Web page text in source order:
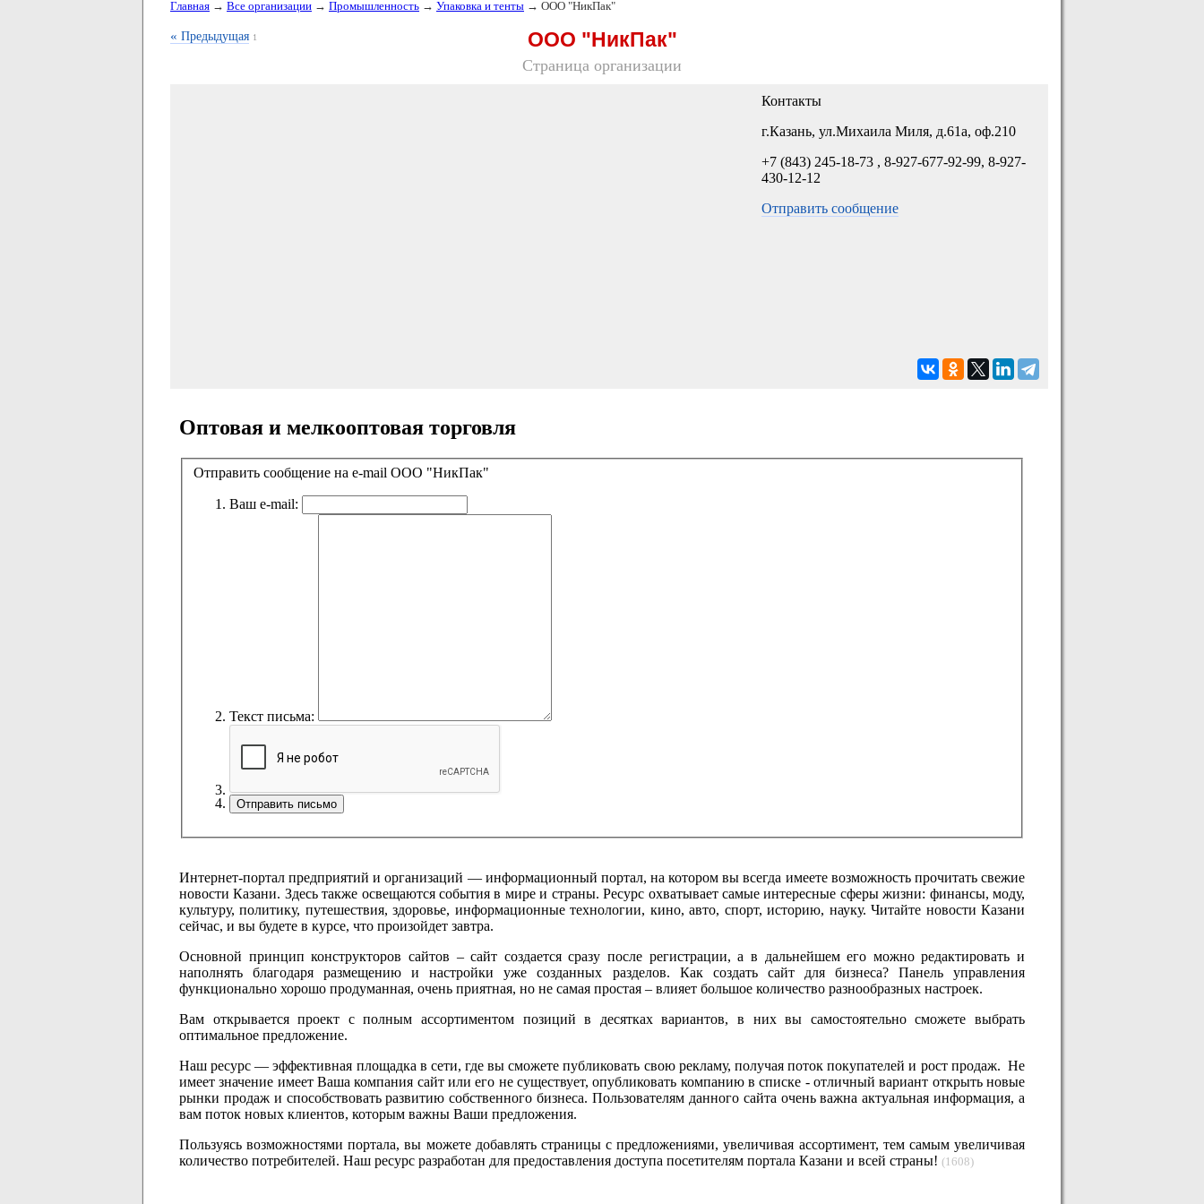
Главная → Все организации → Промышленность → Упаковка и тенты → ООО "НикПак"
« Предыдущая 1 ООО "НикПак"
Страница организации
Контакты
г.Казань, ул.Михаила Миля, д.61а, оф.210
+7 (843) 245-18-73 , 8-927-677-92-99, 8-927-
430-12-12
Отправить сообщение
Оптовая и мелкооптовая торговля
Отправить сообщение на e-mail ООО "НикПак"
Ваш e-mail:
Текст письма:
Интернет-портал предприятий и организаций — информационный портал, на котором вы всегда имеете возможность прочитать свежие
новости Казани. Здесь также освещаются события в мире и страны. Ресурс охватывает самые интересные сферы жизни: финансы, моду,
культуру, политику, путешествия, здоровье, информационные технологии, кино, авто, спорт, историю, науку. Читайте новости Казани
сейчас, и вы будете в курсе, что произойдет завтра.
Основной принцип конструкторов сайтов – сайт создается сразу после регистрации, а в дальнейшем его можно редактировать и
наполнять благодаря размещению и настройки уже созданных разделов. Как создать сайт для бизнеса? Панель управления
функционально хорошо продуманная, очень приятная, но не самая простая – влияет большое количество разнообразных настроек.
Вам открывается проект с полным ассортиментом позиций в десятках вариантов, в них вы самостоятельно сможете выбрать
оптимальное предложение.
Наш ресурс — эффективная площадка в сети, где вы сможете публиковать свою рекламу, получая поток покупателей и рост продаж. Не
имеет значение имеет Ваша компания сайт или его не существует, опубликовать компанию в списке - отличный вариант открыть новые
рынки продаж и способствовать развитию собственного бизнеса. Пользователям данного сайта очень важна актуальная информация, а
вам поток новых клиентов, которым важны Ваши предложения.
Пользуясь возможностями портала, вы можете добавлять страницы с предложениями, увеличивая ассортимент, тем самым увеличивая
количество потребителей. Наш ресурс разработан для предоставления доступа посетителям портала Казани и всей страны! (1608)